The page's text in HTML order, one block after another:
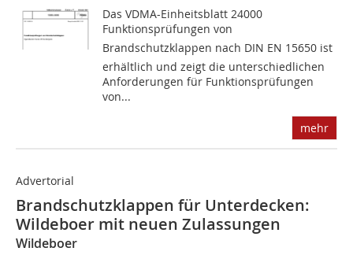
Das VDMA-Einheitsblatt 24000
Funktionsprüfungen von
Brandschutzklappen nach DIN EN 15650 ist
erhältlich und zeigt die unterschiedlichen
Anforderungen für Funktionsprüfungen
von...
mehr
Advertorial
Brandschutzklappen für Unterdecken:
Wildeboer mit neuen Zulassungen
Wildeboer